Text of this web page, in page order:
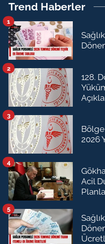
Trend Haberler
1
128.
2
2026
3
Acil
4
5